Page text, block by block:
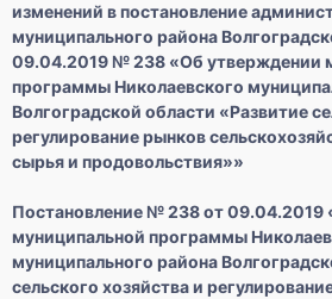
изменений в постановление
муниципального района
09.04.2019 № 238 «Об утверждении
программы Николаевского
Волгоградской области «Развитие
регулирование рынков
сырья и продовольствия»»
Постановление № 238 от 09.04.2019
муниципальной программы
муниципального района
сельского хозяйства и